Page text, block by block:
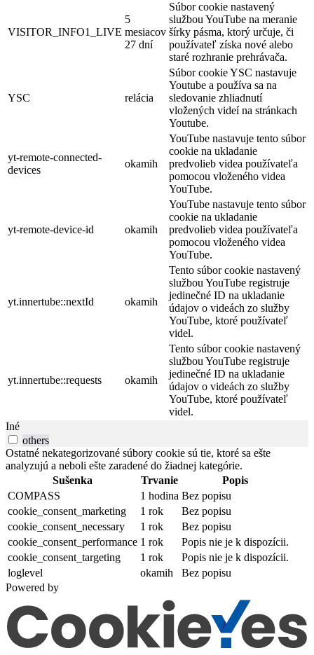
VISITOR_INFO1_LIVE
5
mesiacov
27 dní
Súbor cookie nastavený
službou YouTube na meranie
šírky pásma, ktorý určuje, či
používateľ získa nové alebo
staré rozhranie prehrávača.
YSC relácia
Súbor cookie YSC nastavuje
Youtube a používa sa na
sledovanie zhliadnutí
vložených videí na stránkach
Youtube.
yt-remote-connected-
devices
okamih
YouTube nastavuje tento súbor
cookie na ukladanie
predvolieb videa používateľa
pomocou vloženého videa
YouTube.
yt-remote-device-id okamih
YouTube nastavuje tento súbor
cookie na ukladanie
predvolieb videa používateľa
pomocou vloženého videa
YouTube.
yt.innertube::nextId okamih
Tento súbor cookie nastavený
službou YouTube registruje
jedinečné ID na ukladanie
údajov o videách zo služby
YouTube, ktoré používateľ
videl.
yt.innertube::requests okamih
Tento súbor cookie nastavený
službou YouTube registruje
jedinečné ID na ukladanie
údajov o videách zo služby
YouTube, ktoré používateľ
videl.
Iné
others
Ostatné nekategorizované súbory cookie sú tie, ktoré sa ešte
analyzujú a neboli ešte zaradené do žiadnej kategórie.
Sušenka
Trvanie
Popis
COMPASS
1 hodina Bez popisu
cookie_consent_marketing
1 rok
Bez popisu
cookie_consent_necessary
1 rok
Bez popisu
cookie_consent_performance 1 rok
Popis nie je k dispozícii.
cookie_consent_targeting
1 rok
Popis nie je k dispozícii.
loglevel
okamih
Bez popisu
Powered by